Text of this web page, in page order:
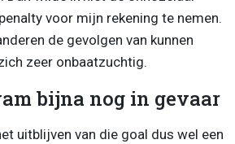
voor mijn rekening te nemen.
de gevolgen van kunnen
zeer onbaatzuchtig.
bijna nog in gevaar
uitblijven van die goal dus wel een